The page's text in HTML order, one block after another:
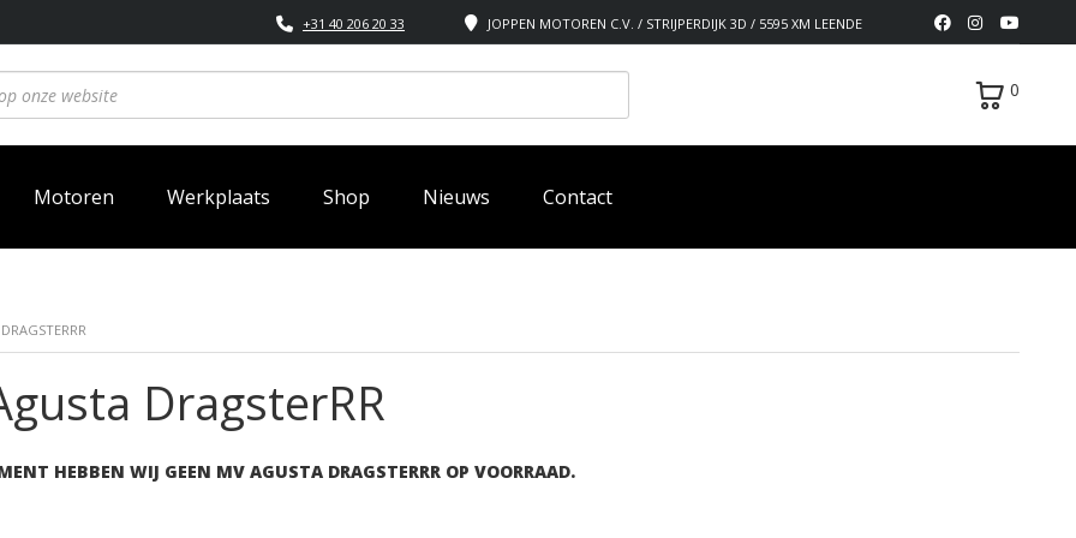
JOPPEN MOTOREN C.V. / STRIJPERDIJK 3D / 5595 XM LEENDE
+31 40 206 20 33
0
Motoren Werkplaats Shop Nieuws Contact
DragsterRR
HEBBEN WIJ GEEN MV AGUSTA DRAGSTERRR OP VOORRAAD.